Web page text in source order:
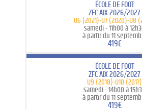
ÉCOLE DE FOOT
ZFC AIX 2026/2027
U6 (2021)-U7 (2020)-U8
samedi - 11h00 à
à partir du 11
419€
ÉCOLE DE FOOT
ZFC AIX 2026/2027
U9 (2018)-U10 (2017)
samedi - 14h00 à
à partir du 11
419€